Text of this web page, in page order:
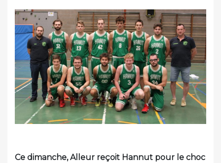
Ce dimanche, Alleur reçoit Hannut pour le choc